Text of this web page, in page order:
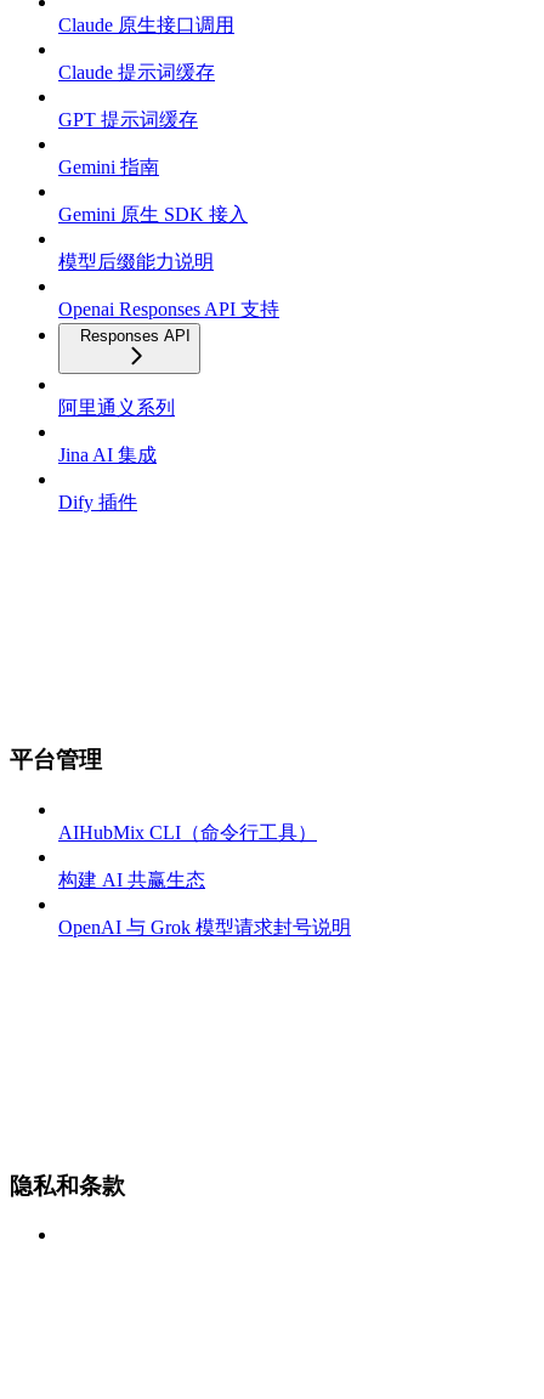
Claude 原生接口调用
Claude 提示词缓存
GPT 提示词缓存
Gemini 指南
Gemini 原生 SDK 接入
模型后缀能力说明
Openai Responses API 支持
Responses API
阿里通义系列
Jina AI 集成
Dify 插件
平台管理
AIHubMix CLI（命令行工具）
构建 AI 共赢生态
OpenAI 与 Grok 模型请求封号说明
隐私和条款